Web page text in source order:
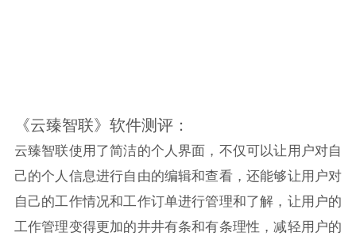
《云臻智联》软件测评：
云臻智联使用了简洁的个人界面，不仅可以让用户对自
己的个人信息进行自由的编辑和查看，还能够让用户对
自己的工作情况和工作订单进行管理和了解，让用户的
工作管理变得更加的井井有条和有条理性，减轻用户的